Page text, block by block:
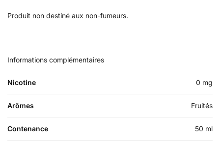
Produit non destiné aux non-fumeurs.
Informations complémentaires
Nicotine 0 mg
Arômes Fruités
Contenance 50 ml